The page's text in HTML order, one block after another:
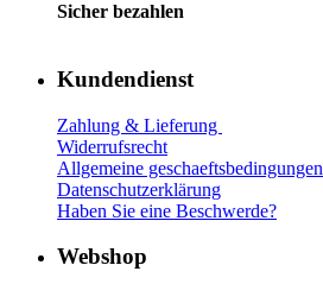
Sicher bezahlen
Kundendienst
Zahlung & Lieferung
Widerrufsrecht
Allgemeine geschaeftsbedingungen
Datenschutzerklärung
Haben Sie eine Beschwerde?
Webshop